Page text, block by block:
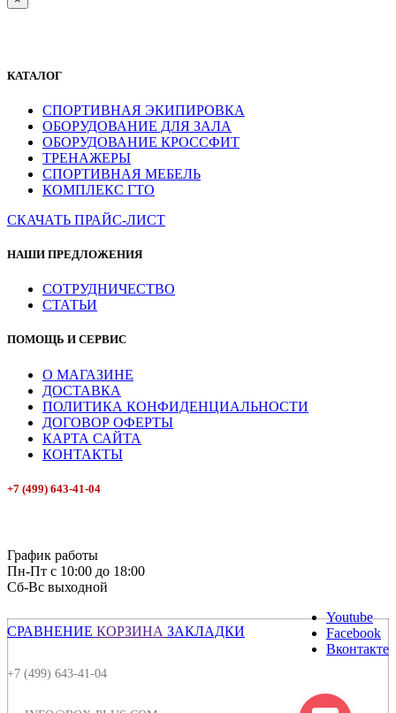
КАТАЛОГ
СПОРТИВНАЯ ЭКИПИРОВКА
ОБОРУДОВАНИЕ ДЛЯ ЗАЛА
ОБОРУДОВАНИЕ КРОССФИТ
ТРЕНАЖЕРЫ
СПОРТИВНАЯ МЕБЕЛЬ
КОМПЛЕКС ГТО
СКАЧАТЬ ПРАЙС-ЛИСТ
НАШИ ПРЕДЛОЖЕНИЯ
СОТРУДНИЧЕСТВО
СТАТЬИ
ПОМОЩЬ И СЕРВИС
О МАГАЗИНЕ
ДОСТАВКА
ПОЛИТИКА КОНФИДЕНЦИАЛЬНОСТИ
ДОГОВОР ОФЕРТЫ
КАРТА САЙТА
КОНТАКТЫ
+7 (499) 643-41-04
График работы
Пн-Пт с 10:00 до 18:00
Сб-Вс выходной
Youtube
Facebook
Вконтакте
СРАВНЕНИЕ КОРЗИНА ЗАКЛАДКИ
+7 (499) 643-41-04